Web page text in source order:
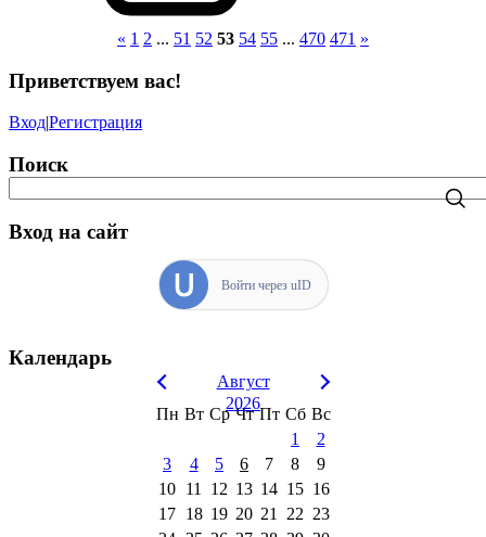
« 1 2 ... 51 52 53 54 55 ... 470 471 »
Приветствуем вас!
Вход|Регистрация
Поиск
Вход на сайт
Войти через uID
Календарь
Август
2026
Пн Вт Ср Чт Пт Сб Вс
1
2
3
4 5 6 7 8
9
10 11 12 13 14 15 16
17 18 19 20 21 22 23